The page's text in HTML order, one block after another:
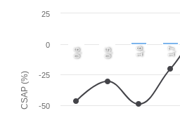
CSAP (%)
0,6 0,5 1,6 1,7
-50
-25
0
25